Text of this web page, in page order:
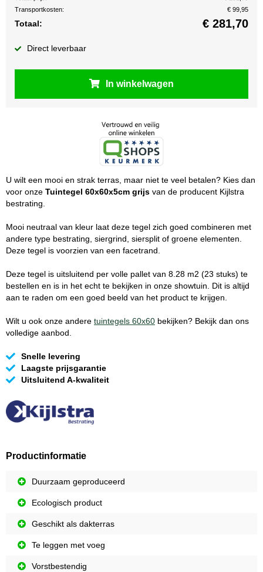
Transportkosten:
€ 99,95
Totaal: € 281,70
Direct leverbaar
In winkelwagen
U wilt een mooi en strak terras, maar niet te veel betalen? Kies dan
voor onze Tuintegel 60x60x5cm grijs van de producent Kijlstra
bestrating.
Mooi neutraal van kleur laat deze tegel zich goed combineren met
andere type bestrating, siergrind, siersplit of groene elementen.
Deze tegel is voorzien van een facetrand.
Deze tegel is uitsluitend per volle pallet van 8.28 m2 (23 stuks) te
bestellen en is in het echt te bekijken in onze showtuin. Dit is altijd
aan te raden om een goed beeld van het product te krijgen.
Wilt u ook onze andere tuintegels 60x60 bekijken? Bekijk dan ons
volledige aanbod.
Snelle levering
Laagste prijsgarantie
Uitsluitend A-kwaliteit
Productinformatie
Duurzaam geproduceerd
Ecologisch product
Geschikt als dakterras
Te leggen met voeg
Vorstbestendig